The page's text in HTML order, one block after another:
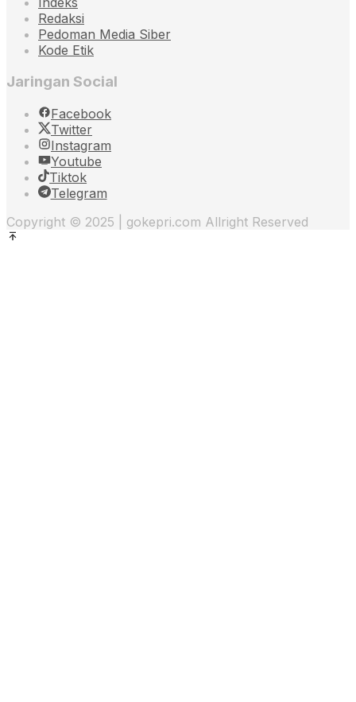
Redaksi
Pedoman Media Siber
Kode Etik
Jaringan Social
Facebook
Twitter
Instagram
Youtube
Tiktok
Telegram
Copyright © 2025 | gokepri.com Allright Reserved